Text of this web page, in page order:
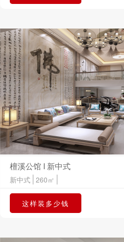
檀溪公馆 I 新中式
新中式 260㎡
这样装多少钱